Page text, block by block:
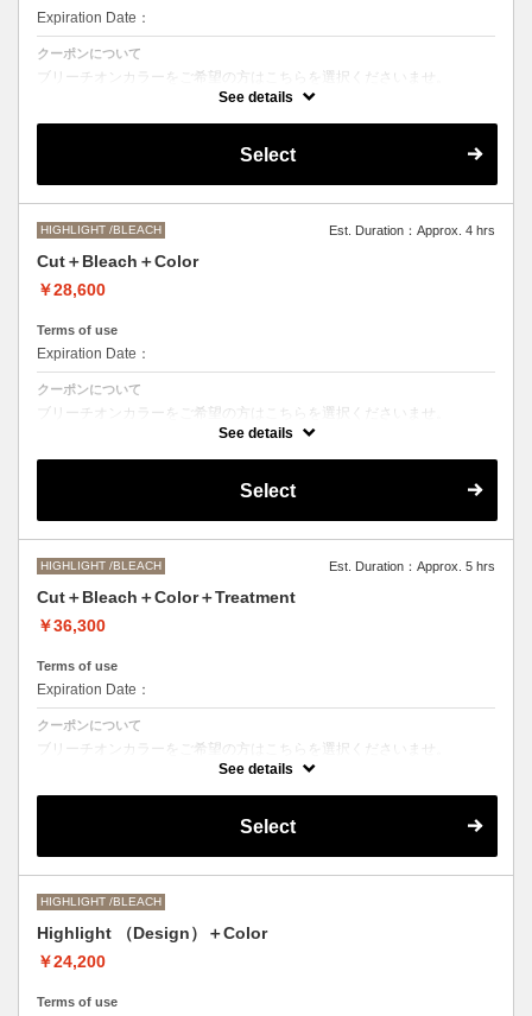
Expiration Date：
クーポンについて
ブリーチオンカラーをご希望の方はこちらを選択くださいませ。
イクロバブルシャンプー込み
で、料金が前後する場合がございます。
現できない場合がございます。
●髪の長さにより別途ロング料金を頂戴いたします。
See details
Select
HIGHLIGHT /BLEACH Est. Duration：Approx. 4 hrs
Cut＋Bleach＋Color
￥28,600
Terms of use
Expiration Date：
クーポンについて
ブリーチオンカラーをご希望の方はこちらを選択くださいませ。
で、料金が前後する場合がございます。
M ¥＋1100 L¥＋1650 LL¥＋2200
See details
Select
HIGHLIGHT /BLEACH Est. Duration：Approx. 5 hrs
Cut＋Bleach＋Color＋Treatment
￥36,300
Terms of use
Expiration Date：
クーポンについて
ブリーチオンカラーをご希望の方はこちらを選択くださいませ。
イクロバブルシャンプー込み
で、料金が前後する場合がございます。
現できない場合がございます。
●髪の長さにより別途ロング料金を頂戴いたします。
See details
Select
HIGHLIGHT /BLEACH
Highlight （Design）＋Color
￥24,200
Terms of use